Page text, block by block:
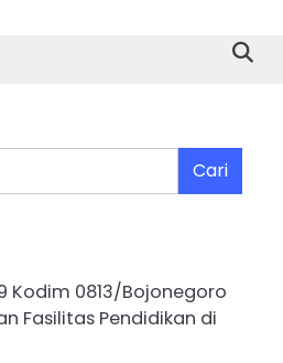
Cari
Kodim 0813/Bojonegoro
Fasilitas Pendidikan di